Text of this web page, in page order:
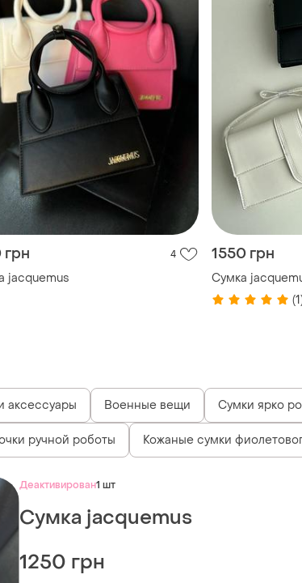
грн 4
jacquemus
1550 грн
Сумка
аксессуары Военные вещи Сумки ярко
ручной роботы Кожаные сумки
Деактивирован1 шт
Сумка jacquemus
1250 грн